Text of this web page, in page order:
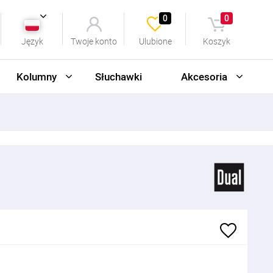
Język Twoje konto Ulubione
0
Koszyk
0
Kolumny Słuchawki Akcesoria